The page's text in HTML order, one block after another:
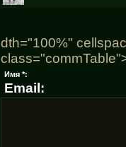
dth="100%"
Имя *:
Email: